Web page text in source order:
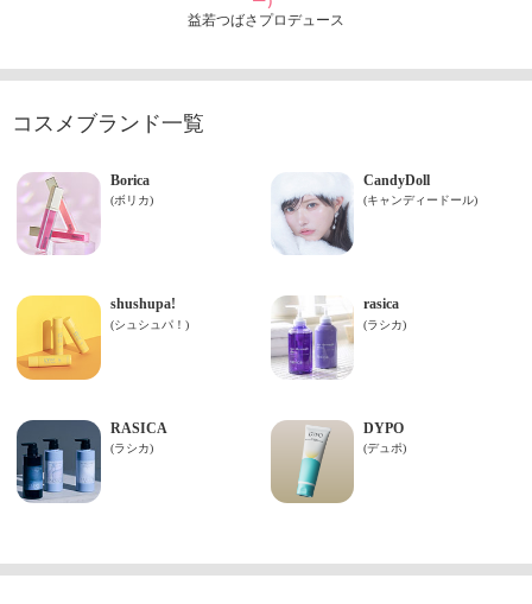
益若つばさプロデュース
コスメブランド一覧